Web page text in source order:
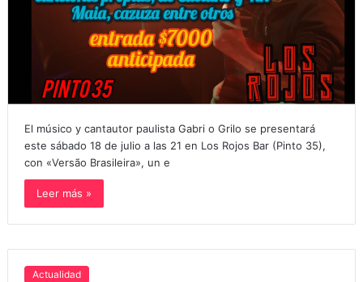
El músico y cantautor paulista Gabri o Grilo se presentará
este sábado 18 de julio a las 21 en Los Rojos Bar (Pinto 35),
con «Versão Brasileira», un e
Leer más »
Actualidad